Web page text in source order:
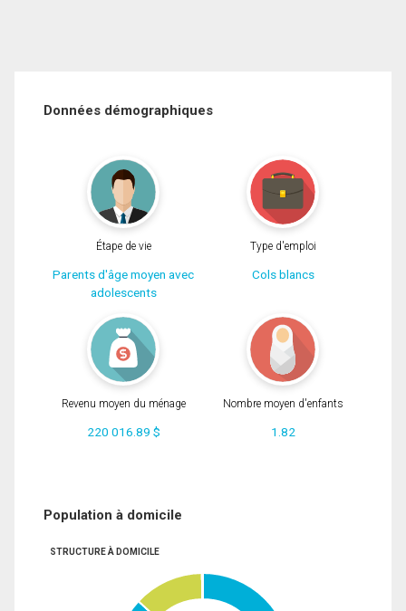
Données démographiques
Étape de vie
Parents d'âge moyen avec
adolescents
Type d'emploi
Cols blancs
Revenu moyen du ménage
220 016.89 $
Nombre moyen d'enfants
1.82
Population à domicile
STRUCTURE À DOMICILE